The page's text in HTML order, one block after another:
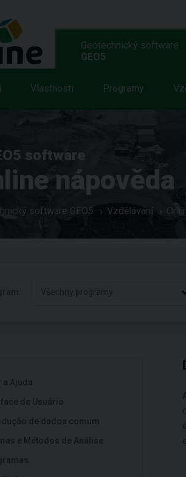
Geotechnický software
GEO5
Vlastnosti Programy
software
nápověda
software GEO5 Vzdělávání
Všechny programy
a Ajuda
de Usuário
de dados comum
e Métodos de Análise